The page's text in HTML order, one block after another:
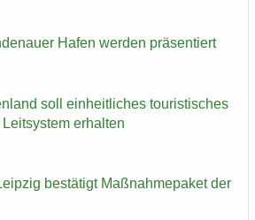
Hafen wer­den prä­sen­tiert
soll ein­heit­li­ches tou­ris­ti­sches
Leit­sys­tem er­hal­ten
be­stä­tigt Maß­nah­me­pa­ket der